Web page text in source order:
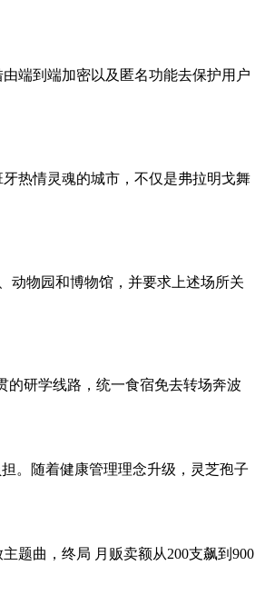
端到端加密以及匿名功能去保护用户
热情灵魂的城市，不仅是弗拉明戈舞
动物园和博物馆，并要求上述场所关
的研学线路，统一食宿免去转场奔波
。随着健康管理理念升级，灵芝孢子
题曲，终局 月贩卖额从200支飙到900